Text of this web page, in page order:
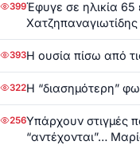
399Έφυγε σε ηλικία 65
Χατζηπαναγιωτίδης
393Η ουσία πίσω από
322Η “διασημότερη”
256Υπάρχουν στιγμές
“αντέχονται”…